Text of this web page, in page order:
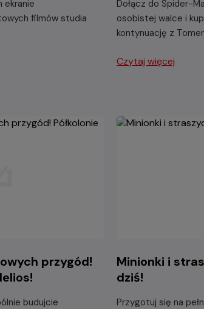
ekranie
filmów studia
Dołącz do Spider-
osobistej walce i
kontynuację z
Czytaj więcej
przygód!
budujcie
Minionki i
dziś!
Przygotuj się na